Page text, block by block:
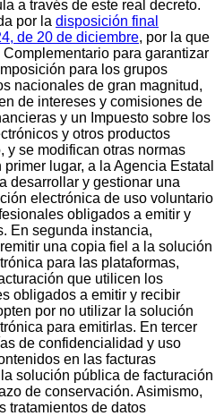
a través de este real decreto.
por la disposición final
de 20 de diciembre, por la que
para garantizar
para los grupos
nacionales de gran magnitud,
de intereses y comisiones de
y un Impuesto sobre los
y otros productos
y se modifican otras normas
lugar, a la Agencia Estatal
desarrollar y gestionar una
electrónica de uso voluntario
obligados a emitir y
En segunda instancia,
una copia fiel a la solución
para las plataformas,
que utilicen los
obligados a emitir y recibir
por no utilizar la solución
para emitirlas. En tercer
de confidencialidad y uso
en las facturas
solución pública de facturación
de conservación. Asimismo,
tratamientos de datos